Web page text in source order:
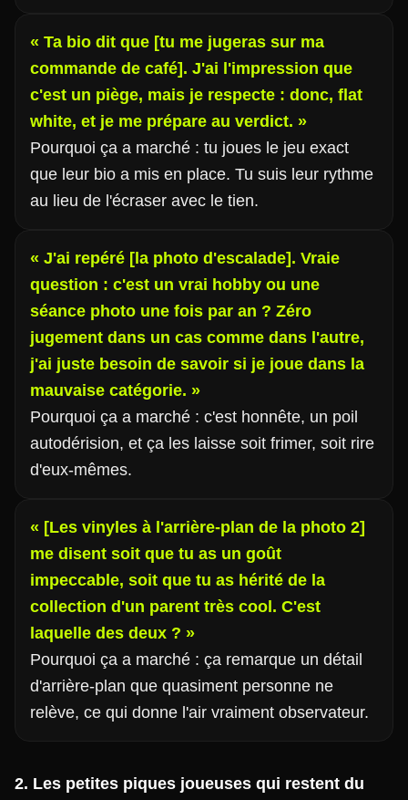
« Ta bio dit que [tu me jugeras sur ma
commande de café]. J'ai l'impression que
c'est un piège, mais je respecte : donc, flat
white, et je me prépare au verdict. »
Pourquoi ça a marché : tu joues le jeu exact
que leur bio a mis en place. Tu suis leur rythme
au lieu de l'écraser avec le tien.
« J'ai repéré [la photo d'escalade]. Vraie
question : c'est un vrai hobby ou une
séance photo une fois par an ? Zéro
jugement dans un cas comme dans l'autre,
j'ai juste besoin de savoir si je joue dans la
mauvaise catégorie. »
Pourquoi ça a marché : c'est honnête, un poil
autodérision, et ça les laisse soit frimer, soit rire
d'eux-mêmes.
« [Les vinyles à l'arrière-plan de la photo 2]
me disent soit que tu as un goût
impeccable, soit que tu as hérité de la
collection d'un parent très cool. C'est
laquelle des deux ? »
Pourquoi ça a marché : ça remarque un détail
d'arrière-plan que quasiment personne ne
relève, ce qui donne l'air vraiment observateur.
2. Les petites piques joueuses qui restent du